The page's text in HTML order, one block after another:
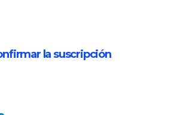
la suscripción